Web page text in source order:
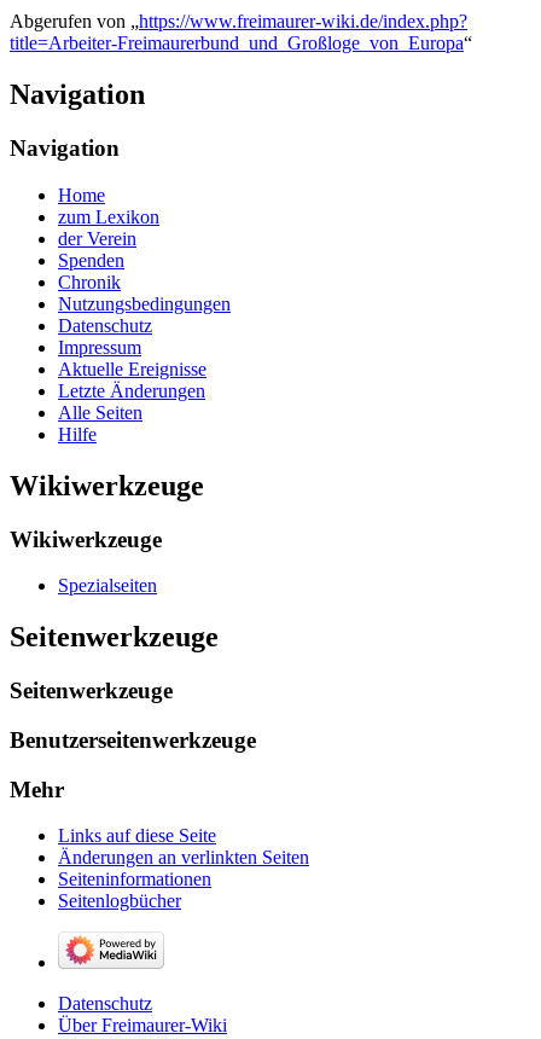
Abgerufen von „https://www.freimaurer-wiki.de/index.php?
title=Arbeiter-Freimaurerbund_und_Großloge_von_Europa“
Navigation
Navigation
Home
zum Lexikon
der Verein
Spenden
Chronik
Nutzungsbedingungen
Datenschutz
Impressum
Aktuelle Ereignisse
Letzte Änderungen
Alle Seiten
Hilfe
Wikiwerkzeuge
Wikiwerkzeuge
Spezialseiten
Seitenwerkzeuge
Seitenwerkzeuge
Benutzerseitenwerkzeuge
Mehr
Links auf diese Seite
Änderungen an verlinkten Seiten
Seiten­­informationen
Seitenlogbücher
Datenschutz
Über Freimaurer-Wiki